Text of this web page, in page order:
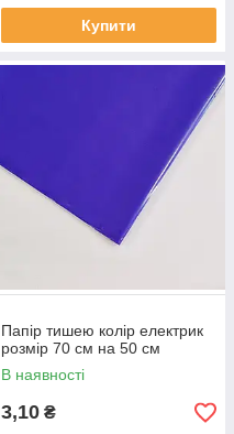
Купити
Папір тишею колір електрик
розмір 70 см на 50 см
В наявності
3,10 ₴